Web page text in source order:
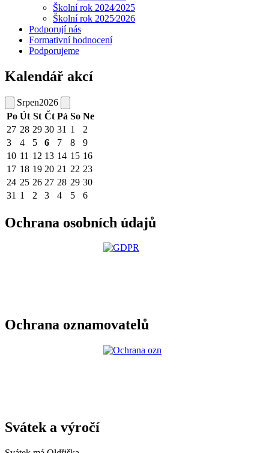
Školní rok 2024⁄2025
Školní rok 2025⁄2026
Podporují nás
Formativní hodnocení
Podporujeme
Kalendář akcí
Srpen2026
Po Út St Čt Pá So Ne
27 28 29 30 31 1
2
3
4 5 6 7 8
9
10 11 12 13 14 15 16
17 18 19 20 21 22 23
24 25 26 27 28 29 30
31 1 2 3 4 5 6
Ochrana osobních údajů
Ochrana oznamovatelů
Svátek a výročí